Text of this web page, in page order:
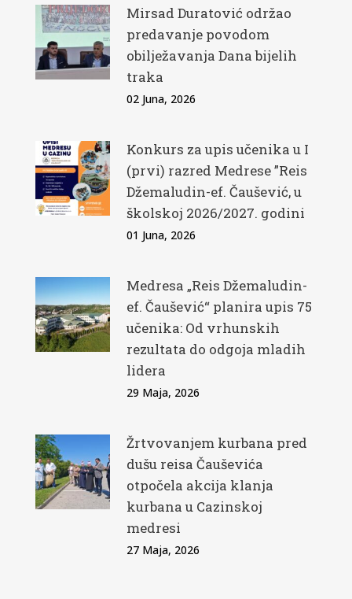
Mirsad Duratović održao
predavanje povodom
obilježavanja Dana bijelih
traka
02 Juna, 2026
Konkurs za upis učenika u I
(prvi) razred Medrese ”Reis
Džemaludin-ef. Čaušević, u
školskoj 2026/2027. godini
01 Juna, 2026
Medresa „Reis Džemaludin-
ef. Čaušević“ planira upis 75
učenika: Od vrhunskih
rezultata do odgoja mladih
lidera
29 Maja, 2026
Žrtvovanjem kurbana pred
dušu reisa Čauševića
otpočela akcija klanja
kurbana u Cazinskoj
medresi
27 Maja, 2026